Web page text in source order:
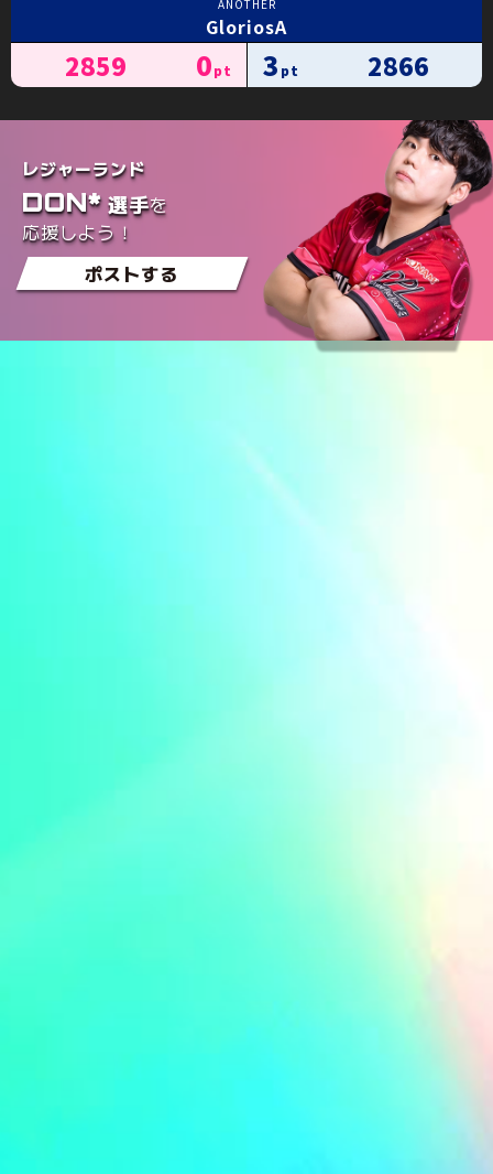
GloriosA
2859 0 2866
3
レジャーランド
DON* 選手を
応援しよう！